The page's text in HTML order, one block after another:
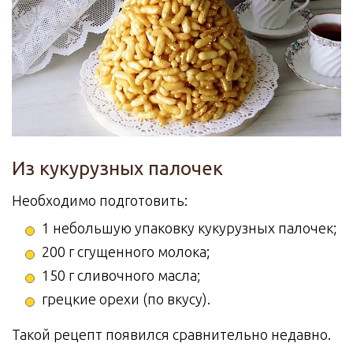
Из кукурузных палочек
Необходимо подготовить:
1 небольшую упаковку кукурузных палочек;
200 г сгущенного молока;
150 г сливочного масла;
грецкие орехи (по вкусу).
Такой рецепт появился сравнительно недавно.